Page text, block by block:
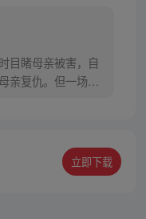
目睹母亲被害，自
亲复仇。但一场退
立即下载